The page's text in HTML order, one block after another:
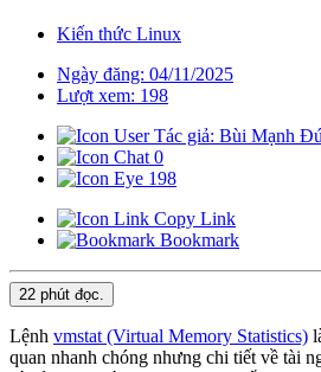
Kiến thức Linux
Ngày đăng: 04/11/2025
Lượt xem: 198
Tác giả: Bùi Mạnh
0
198
Copy Link
Bookmark
22 phút đọc.
Lệnh vmstat (Virtual Memory Statistics)
quan nhanh chóng nhưng chi tiết về tài